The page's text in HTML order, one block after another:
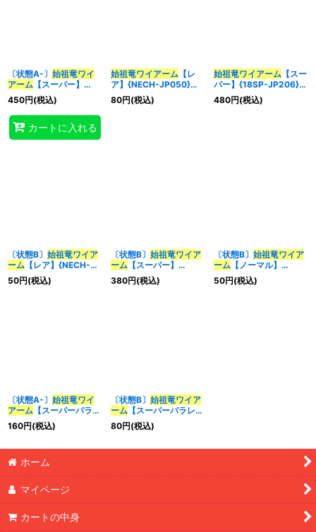
〔状態A-〕 始祖竜ワイ
アーム 【スーパー】
{18SP-JP206}《融合》
450円(税込)
カートに入れる
始祖竜ワイアーム【レ
ア】{NECH-JP050}
《融合》
80円(税込)
始祖竜ワイアーム【スー
パー】{18SP-JP206}
《融合》
480円(税込)
〔状態B〕 始祖竜ワイア
ーム 【レア】{NECH-
JP050}《融合》
50円(税込)
〔状態B〕 始祖竜ワイア
ーム【スーパー】
{18SP-JP206}《融合》
380円(税込)
〔状態B〕 始祖竜ワイア
ーム【ノーマル】
{18SP-JP206}《融合》
50円(税込)
〔状態A-〕 始祖竜ワイ
アーム 【スーパーパラレ
ル】{25TP-JP102}《融
合》
160円(税込)
〔状態B〕 始祖竜ワイア
ーム【スーパーパラレ
ル】{25TP-JP102}《融
合》
80円(税込)
ホーム
マイページ
カートの中身